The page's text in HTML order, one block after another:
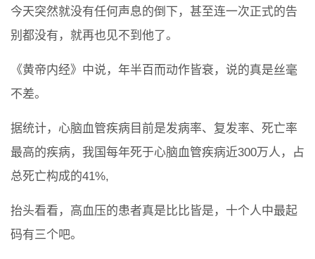
今天突然就没有任何声息的倒下，甚至连一次正式的告
别都没有，就再也见不到他了。
《黄帝内经》中说，年半百而动作皆衰，说的真是丝毫
不差。
据统计，心脑血管疾病目前是发病率、复发率、死亡率
最高的疾病，我国每年死于心脑血管疾病近300万人，占
总死亡构成的41%,
抬头看看，高血压的患者真是比比皆是，十个人中最起
码有三个吧。